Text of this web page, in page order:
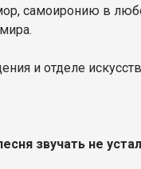
самоиронию в
и отделе
звучать не